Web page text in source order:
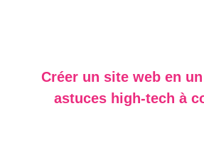
Créer un site web en
astuces high-tech à